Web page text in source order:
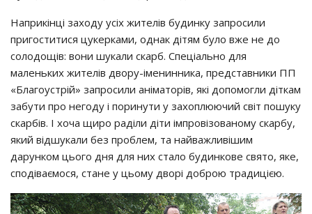
Наприкінці заходу усіх жителів будинку запросили
пригоститися цукерками, однак дітям було вже не до
солодощів: вони шукали скарб. Спеціально для
маленьких жителів двору-іменинника, представники ПП
«Благоустрій» запросили аніматорів, які допомогли діткам
забути про негоду і поринути у захоплюючий світ пошуку
скарбів. І хоча щиро раділи діти імпровізованому скарбу,
який відшукали без проблем, та найважливішим
дарунком цього дня для них стало будинкове свято, яке,
сподіваємося, стане у цьому дворі доброю традицією.